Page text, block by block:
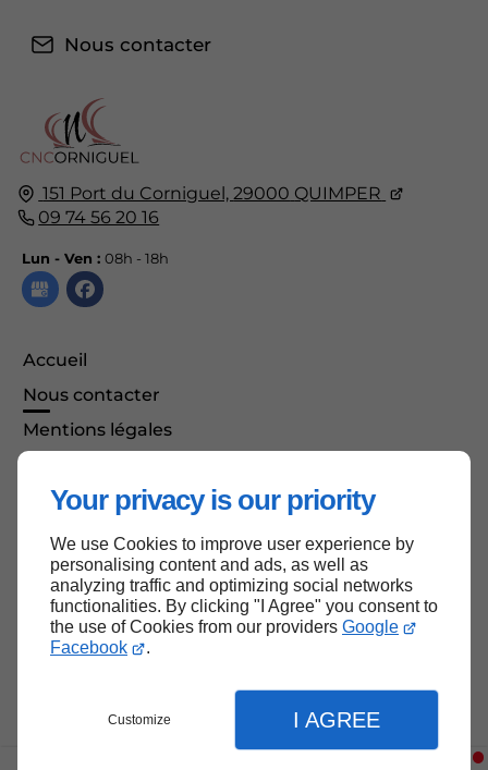
Your privacy is our priority
We use Cookies to improve user experience by
personalising content and ads, as well as
analyzing traffic and optimizing social networks
functionalities. By clicking "I Agree" you consent to
the use of Cookies from our providers Google
Facebook
.
Customize I AGREE
151 Port du Corniguel,29000 QUIMPER
09 74 56 20 16
Lun - Ven :08h - 18h
Accueil
Nous contacter
Mentions légales
Nous contacter
Haut de page